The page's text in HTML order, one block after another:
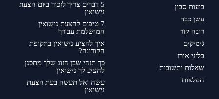
בועות סבון
עשן כבד
רובה קור
גימיקים
בלוני אורז
שאלות ותשובות
המלצות
5 דברים צריך לזכור ביום הצעת
נישואין
7 טיפים להצעת נישואין
המושלמת עבורך
איך להציע נישואין בתקופת
הקורונה?
כך תזהי שבן הזוג שלך מתכנן
להציע לך נישואין
עשה ואל תעשה בעת הצעת
נישואין